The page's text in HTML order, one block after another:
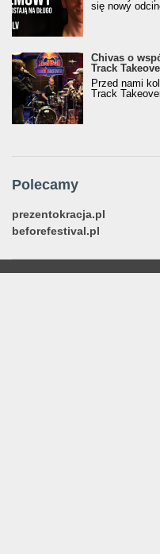
się nowy
Chivas o
Track
Przed nami
Track
Polecamy
prezentokracja.pl
beforefestival.pl